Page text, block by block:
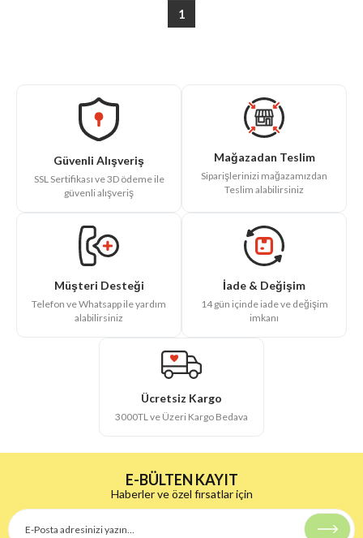
1
Güvenli Alışveriş
SSL Sertifikası ve 3D ödeme ile
güvenli alışveriş
Mağazadan Teslim
Siparişlerinizi mağazamızdan
Teslim alabilirsiniz
Müşteri Desteği
Telefon ve Whatsapp ile yardım
alabilirsiniz
İade & Değişim
14 gün içinde iade ve değişim
imkanı
Ücretsiz Kargo
3000TL ve Üzeri Kargo Bedava
E-BÜLTEN KAYIT
Haberler ve özel fırsatlar için